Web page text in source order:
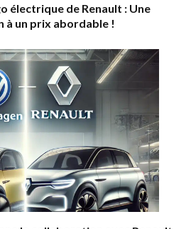
électrique de Renault : Une
à un prix abordable !